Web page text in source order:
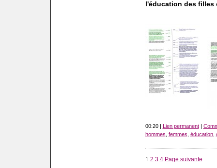
l'éducation des filles
00:20 | Lien permanent|
hommes femmes éducation,
1 2 3 4 Page suivante